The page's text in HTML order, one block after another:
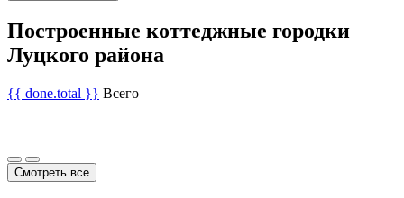
Построенные коттеджные городки
Луцкого района
{{ done.total }} Всего
Смотреть все